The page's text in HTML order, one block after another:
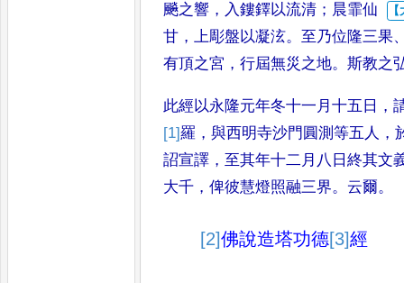
飈之響 ， 入鏤鐸以流清 ； 晨霏仙
甘 ，上彫盤以凝泫。 至乃位隆三果
有頂之宮 ，行屆無災之地。斯教之
此經以永隆元年冬十一月十五 日 ，
[1]羅 ，與西明寺沙門 圓測等五人 ，
詔宣譯 ， 至其年十二月八日終其文
大千 ，俾彼慧燈照融三界。 云爾。
[2]佛說造塔功德[3]經